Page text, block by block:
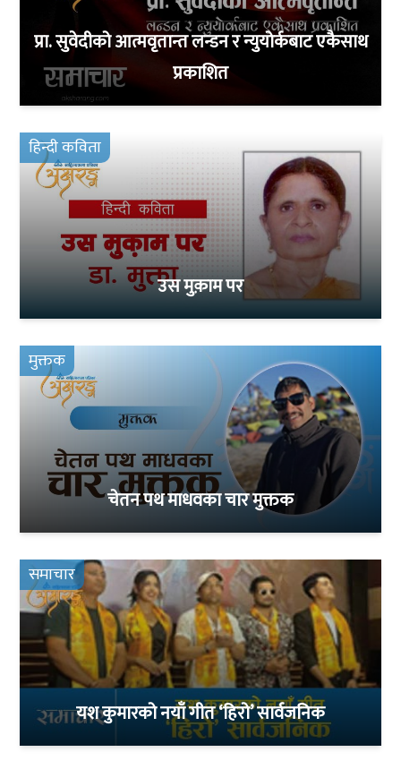
प्रा. सुवेदीको आत्मवृतान्त लन्डन र न्युयोर्कबाट एकैसाथ
प्रकाशित
हिन्दी कविता
उस मुक़ाम पर
मुक्तक
चेतन पथ माधवका चार मुक्तक
समाचार
यश कुमारको नयाँ गीत ‘हिरो’ सार्वजनिक